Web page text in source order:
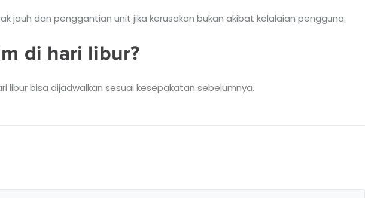
jauh dan penggantian unit jika kerusakan bukan akibat kelalaian pengguna.
di hari libur?
libur bisa dijadwalkan sesuai kesepakatan sebelumnya.